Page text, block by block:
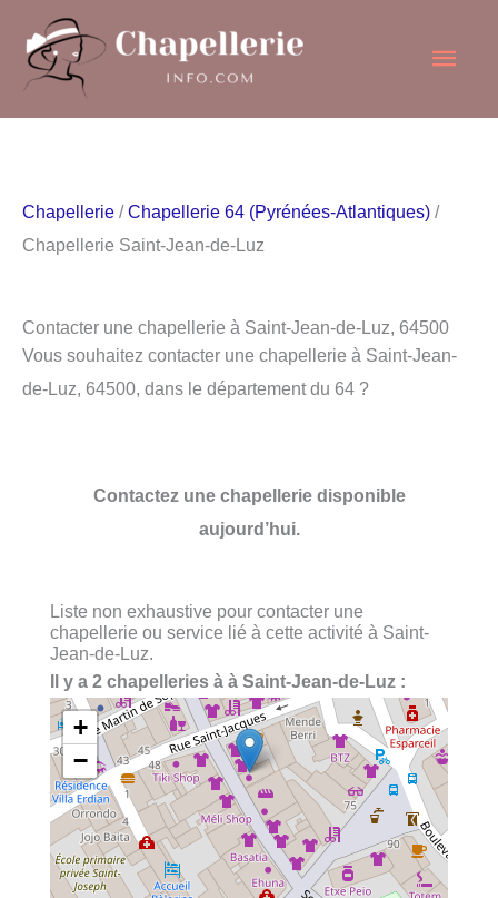
contenu
Chapellerie /Chapellerie 64 (Pyrénées-Atlantiques) /
Chapellerie Saint-Jean-de-Luz
Contacter une chapellerie à Saint-Jean-de-Luz, 64500
Vous souhaitez contacter une chapellerie à Saint-Jean-
de-Luz, 64500, dans le département du 64 ?
Contactez une chapellerie disponible
aujourd’hui.
Liste non exhaustive pour contacter une
chapellerie ou service lié à cette activité à Saint-
Jean-de-Luz.
Il y a 2 chapelleries à à Saint-Jean-de-Luz :
+
−